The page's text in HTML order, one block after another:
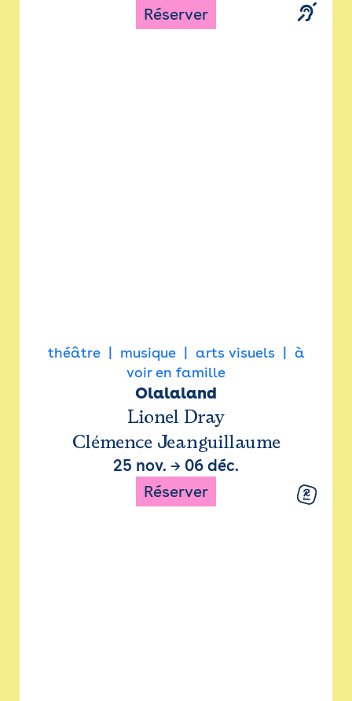
Réserver
théâtre musique arts visuels
à
voir en famille
Olalaland
Lionel Dray
Clémence Jeanguillaume
25 nov. → 06 déc.
Réserver